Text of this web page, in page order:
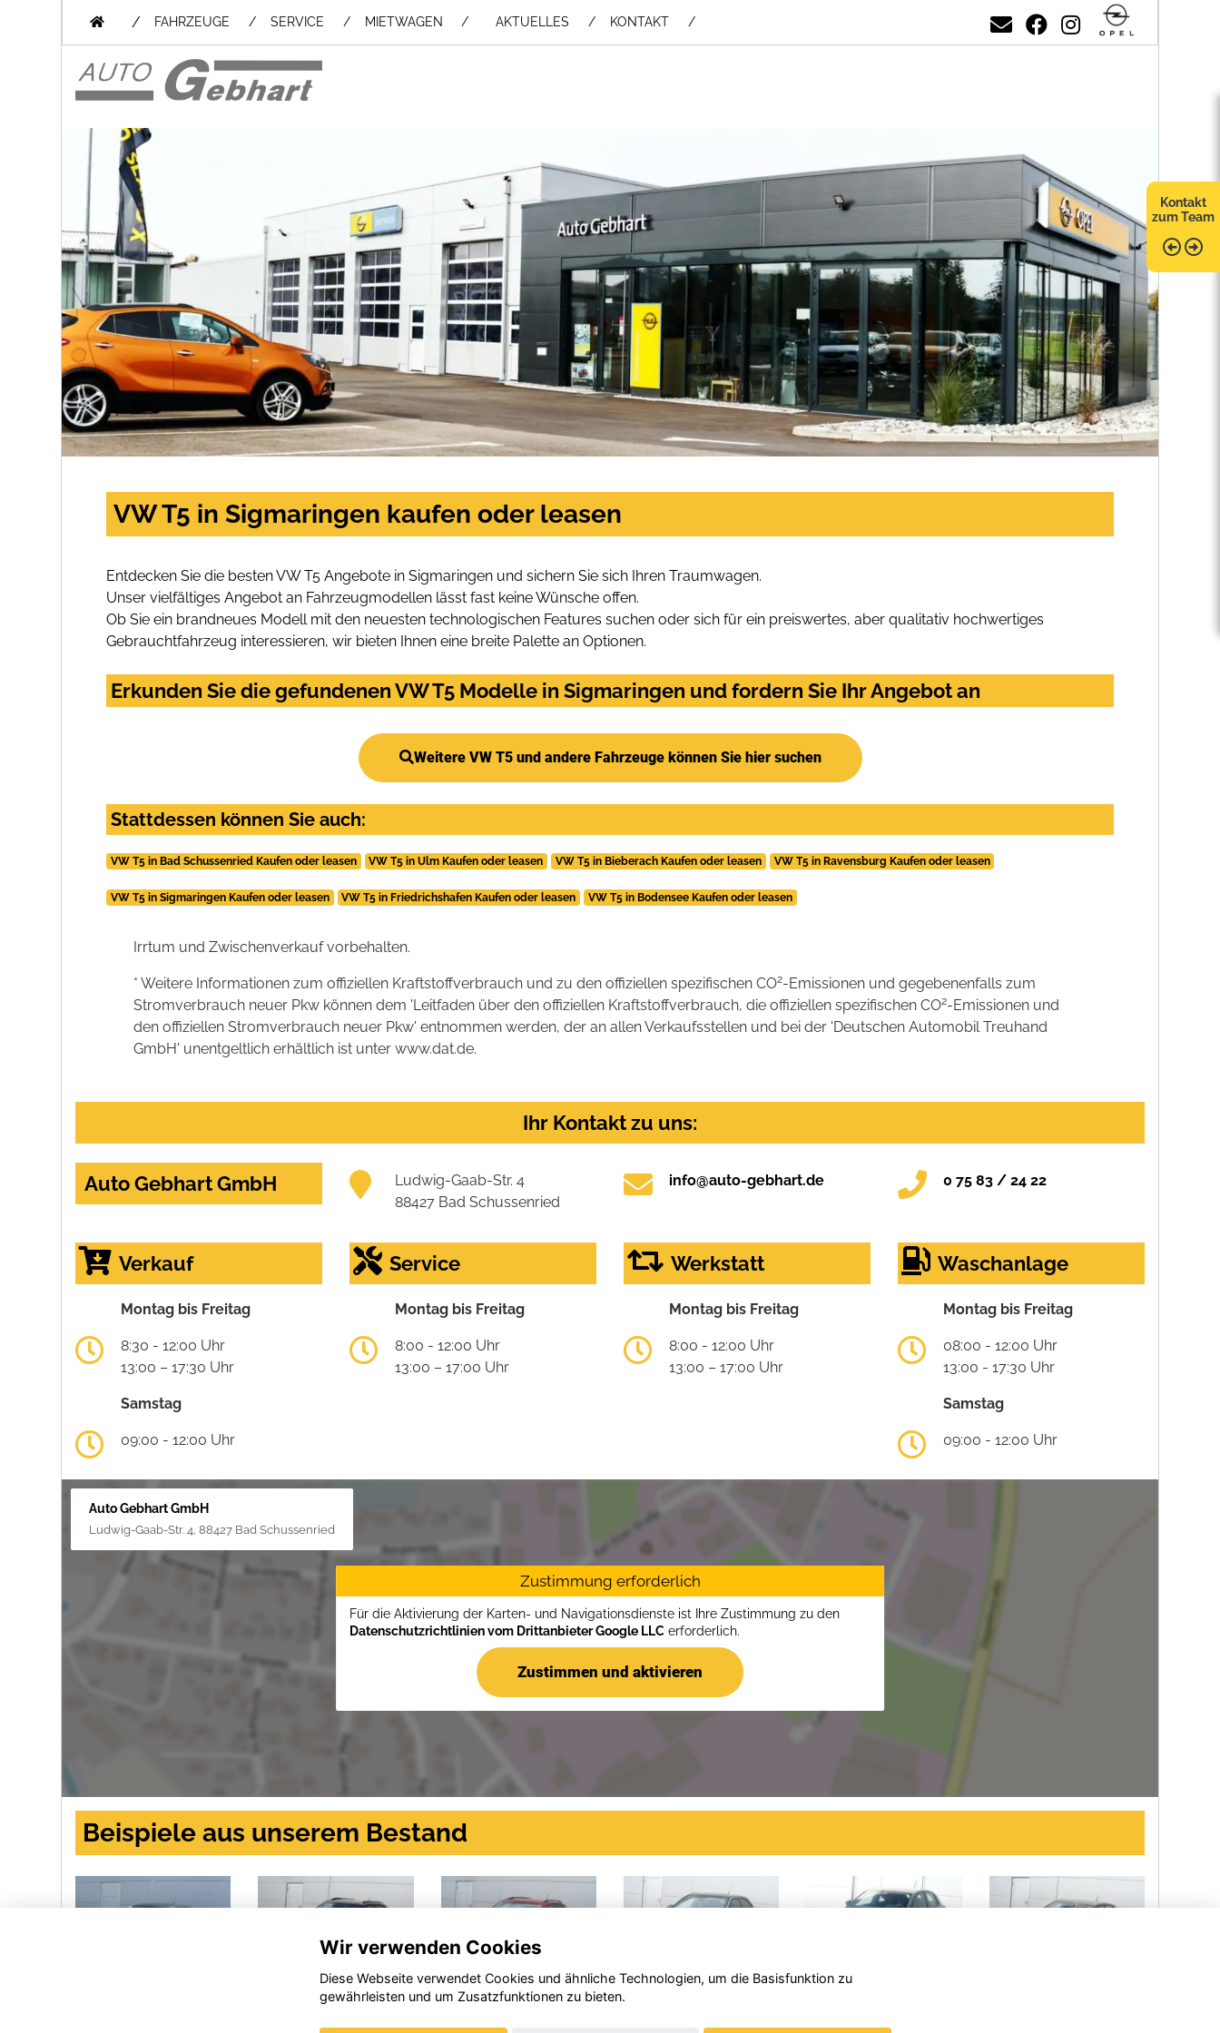
/ FAHRZEUGE SERVICE MIETWAGEN / AKTUELLES KONTAKT
Kontakt
zum Team
VW T5 in Sigmaringen kaufen oder leasen
Entdecken Sie die besten VW T5 Angebote in Sigmaringen und sichern Sie sich Ihren Traumwagen.
Unser vielfältiges Angebot an Fahrzeugmodellen lässt fast keine Wünsche offen.
Ob Sie ein brandneues Modell mit den neuesten technologischen Features suchen oder sich für ein preiswertes, aber qualitativ hochwertiges
Gebrauchtfahrzeug interessieren, wir bieten Ihnen eine breite Palette an Optionen.
Erkunden Sie die gefundenen VW T5 Modelle in Sigmaringen und fordern Sie Ihr Angebot an
Weitere VW T5 und andere Fahrzeuge können Sie hier suchen
Stattdessen können Sie auch:
VW T5 in Bad Schussenried Kaufen oder leasen VW T5 in Ulm Kaufen oder leasen VW T5 in Bieberach Kaufen oder leasen VW T5 in Ravensburg Kaufen oder leasen
VW T5 in Sigmaringen Kaufen oder leasen VW T5 in Friedrichshafen Kaufen oder leasen VW T5 in Bodensee Kaufen oder leasen
Irrtum und Zwischenverkauf vorbehalten.
* Weitere Informationen zum offiziellen Kraftstoffverbrauch und zu den offiziellen spezifischen CO2-Emissionen und gegebenenfalls zum
Stromverbrauch neuer Pkw können dem 'Leitfaden über den offiziellen Kraftstoffverbrauch, die offiziellen spezifischen CO2-Emissionen und
den offiziellen Stromverbrauch neuer Pkw' entnommen werden, der an allen Verkaufsstellen und bei der 'Deutschen Automobil Treuhand
GmbH' unentgeltlich erhältlich ist unter www.dat.de.
Ihr Kontakt zu uns:
Auto Gebhart GmbH
Ludwig-Gaab-Str. 4
88427 Bad Schussenried
info@auto-gebhart.de 0 75 83 / 24 22
Verkauf
Montag bis Freitag
8:30 - 12:00 Uhr
13:00 – 17:30 Uhr
Samstag
09:00 - 12:00 Uhr
Service
Montag bis Freitag
8:00 - 12:00 Uhr
13:00 – 17:00 Uhr
Werkstatt
Montag bis Freitag
8:00 - 12:00 Uhr
13:00 – 17:00 Uhr
Waschanlage
Montag bis Freitag
08:00 - 12:00 Uhr
13:00 - 17:30 Uhr
Samstag
09:00 - 12:00 Uhr
Auto Gebhart GmbH
Ludwig-Gaab-Str. 4, 88427 Bad Schussenried
Zustimmung erforderlich
Für die Aktivierung der Karten- und Navigationsdienste ist Ihre Zustimmung zu den
Datenschutzrichtlinien vom Drittanbieter Google LLC erforderlich.
Zustimmen und aktivieren
Beispiele aus unserem Bestand
Wir verwenden Cookies
Diese Webseite verwendet Cookies und ähnliche Technologien, um die Basisfunktion zu
gewährleisten und um Zusatzfunktionen zu bieten.